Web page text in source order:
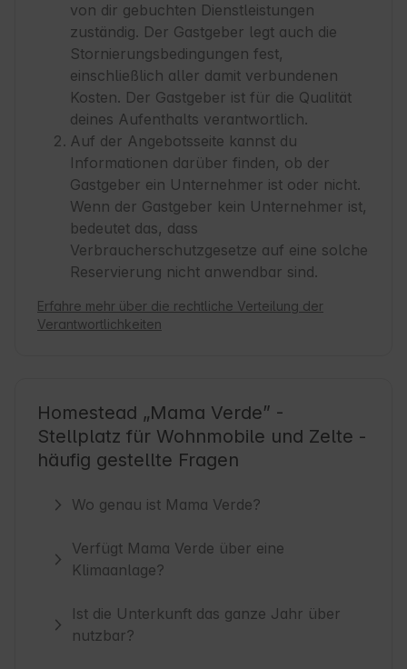
von dir gebuchten Dienstleistungen
zuständig. Der Gastgeber legt auch die
Stornierungsbedingungen fest,
einschließlich aller damit verbundenen
Kosten. Der Gastgeber ist für die Qualität
deines Aufenthalts verantwortlich.
Auf der Angebotsseite kannst du
Informationen darüber finden, ob der
Gastgeber ein Unternehmer ist oder nicht.
Wenn der Gastgeber kein Unternehmer ist,
bedeutet das, dass
Verbraucherschutzgesetze auf eine solche
Reservierung nicht anwendbar sind.
Erfahre mehr über die rechtliche Verteilung der
Verantwortlichkeiten
Homestead „Mama Verde” -
Stellplatz für Wohnmobile und Zelte -
häufig gestellte Fragen
Wo genau ist Mama Verde?
Verfügt Mama Verde über eine
Klimaanlage?
Ist die Unterkunft das ganze Jahr über
nutzbar?